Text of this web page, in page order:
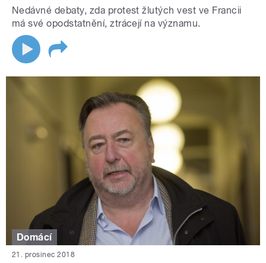
Nedávné debaty, zda protest žlutých vest ve Francii
má své opodstatnění, ztrácejí na významu.
Domácí
21. prosinec 2018